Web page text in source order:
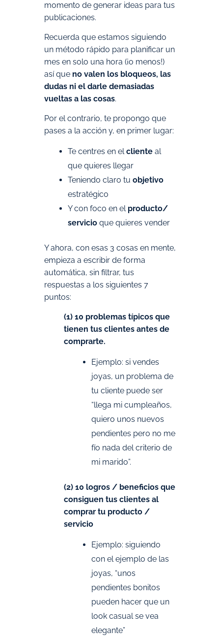
momento de generar ideas para tus
publicaciones.
Recuerda que estamos siguiendo
un método rápido para planificar un
mes en solo una hora (¡o menos!)
así que no valen los bloqueos, las
dudas ni el darle demasiadas
vueltas a las cosas.
Por el contrario, te propongo que
pases a la acción y, en primer lugar:
Te centres en elcliente al
que quieres llegar
Teniendo claro tu objetivo
estratégico
Y con foco en el producto/
servicio que quieres vender
Y ahora, con esas 3 cosas en mente,
empieza a escribir de forma
automática, sin filtrar, tus
respuestas a los siguientes 7
puntos:
(1) 10 problemas típicos que
tienen tus clientes antes de
comprarte.
Ejemplo: si vendes
joyas, un problema de
tu cliente puede ser
“llega mi cumpleaños,
quiero unos nuevos
pendientes pero no me
fío nada del criterio de
mi marido”.
(2) 10 logros / beneficios que
consiguen tus clientes al
comprar tu producto /
servicio
Ejemplo: siguiendo
con el ejemplo de las
joyas, “unos
pendientes bonitos
pueden hacer que un
look casual se vea
elegante”